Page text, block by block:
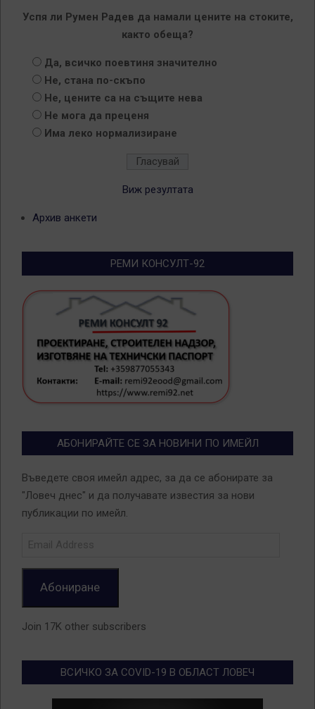
Успя ли Румен Радев да намали цените на стоките,
както обеща?
Да, всичко поевтиня значително
Не, стана по-скъпо
Не, цените са на същите нева
Не мога да преценя
Има леко нормализиране
Виж резултата
Архив анкети
РЕМИ КОНСУЛТ-92
АБОНИРАЙТЕ СЕ ЗА НОВИНИ ПО ИМЕЙЛ
Въведете своя имейл адрес, за да се абонирате за
"Ловеч днес" и да получавате известия за нови
публикации по имейл.
Абониране
Join 17K other subscribers
ВСИЧКО ЗА COVID-19 В ОБЛАСТ ЛОВЕЧ